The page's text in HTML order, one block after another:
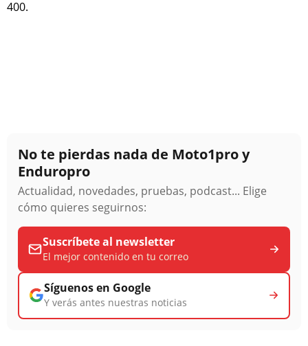
400.
No te pierdas nada de Moto1pro y
Enduropro
Actualidad, novedades, pruebas, podcast... Elige
cómo quieres seguirnos:
Suscríbete al newsletter
El mejor contenido en tu correo
Síguenos en Google
Y verás antes nuestras noticias